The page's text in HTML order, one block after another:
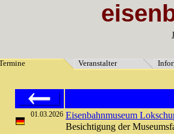
[1]=> string(12) "Veranstalter" [2]=> string(11)
Veranstalter
01.03.2026 Eisenbahnmuseum
Besichtigung der